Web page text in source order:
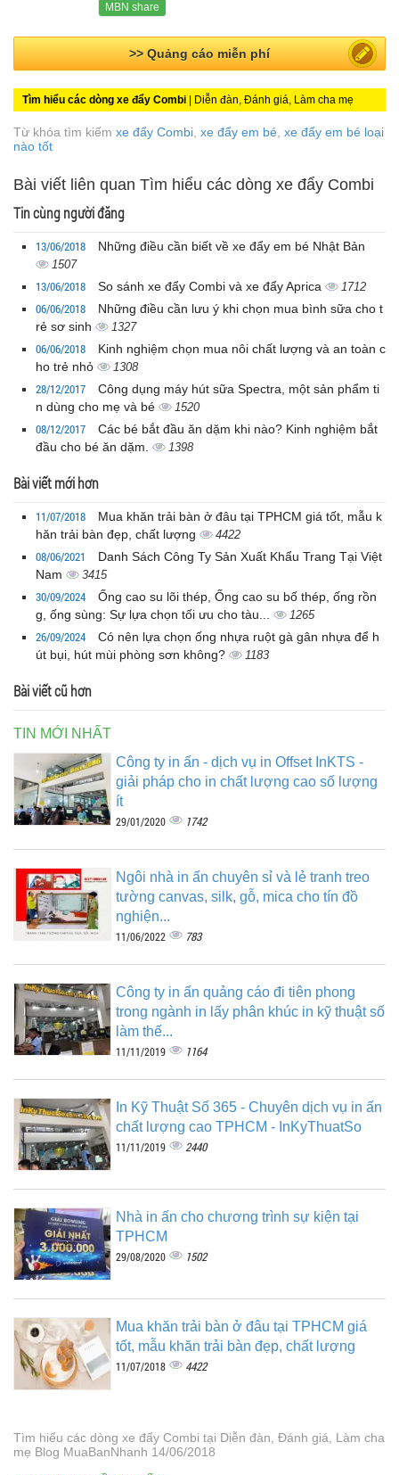
MBN share
>> Quảng cáo miễn phí
Tìm hiểu các dòng xe đẩy Combi | Diễn đàn, Đánh giá, Làm cha mẹ
Từ khóa tìm kiếm xe đẩy Combi, xe đẩy em bé, xe đẩy em bé loại
nào tốt
Bài viết liên quan Tìm hiểu các dòng xe đẩy Combi
Tin cùng người đăng
13/06/2018 Những điều cần biết về xe đẩy em bé Nhật Bản
1507
13/06/2018 So sánh xe đẩy Combi và xe đẩy Aprica 1712
06/06/2018
Những điều cần lưu ý khi chọn mua bình sữa cho t
rẻ sơ sinh
1327
06/06/2018
Kinh nghiệm chọn mua nôi chất lượng và an toàn c
ho trẻ nhỏ
1308
28/12/2017
Công dụng máy hút sữa Spectra, một sản phẩm ti
n dùng cho mẹ và bé
1520
08/12/2017
Các bé bắt đầu ăn dặm khi nào? Kinh nghiệm bắt
đầu cho bé ăn dặm.
1398
Bài viết mới hơn
11/07/2018
Mua khăn trải bàn ở đâu tại TPHCM giá tốt, mẫu k
hăn trải bàn đẹp, chất lượng
4422
08/06/2021
Danh Sách Công Ty Sản Xuất Khẩu Trang Tại Việt
Nam
3415
30/09/2024
Ống cao su lõi thép, Ống cao su bố thép, ống rồn
g, ống sùng: Sự lựa chọn tối ưu cho tàu...
1265
26/09/2024
Có nên lựa chọn ống nhựa ruột gà gân nhựa để h
út bụi, hút mùi phòng sơn không?
1183
Bài viết cũ hơn
TIN MỚI NHẤT
Công ty in ấn - dịch vụ in Offset InKTS -
giải pháp cho in chất lượng cao số lượng
ít
29/01/2020 1742
Ngôi nhà in ấn chuyên sỉ và lẻ tranh treo
tường canvas, silk, gỗ, mica cho tín đồ
nghiện...
11/06/2022 783
Công ty in ấn quảng cáo đi tiên phong
trong ngành in lấy phân khúc in kỹ thuật số
làm thế...
11/11/2019 1164
In Kỹ Thuật Số 365 - Chuyên dịch vụ in ấn
chất lượng cao TPHCM - InKyThuatSo
11/11/2019 2440
Nhà in ấn cho chương trình sự kiện tại
TPHCM
29/08/2020 1502
Mua khăn trải bàn ở đâu tại TPHCM giá
tốt, mẫu khăn trải bàn đẹp, chất lượng
11/07/2018 4422
Tìm hiểu các dòng xe đẩy Combi tại Diễn đàn, Đánh giá, Làm cha
mẹ Blog MuaBanNhanh 14/06/2018